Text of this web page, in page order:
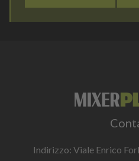
Indirizzo: Viale Enrico